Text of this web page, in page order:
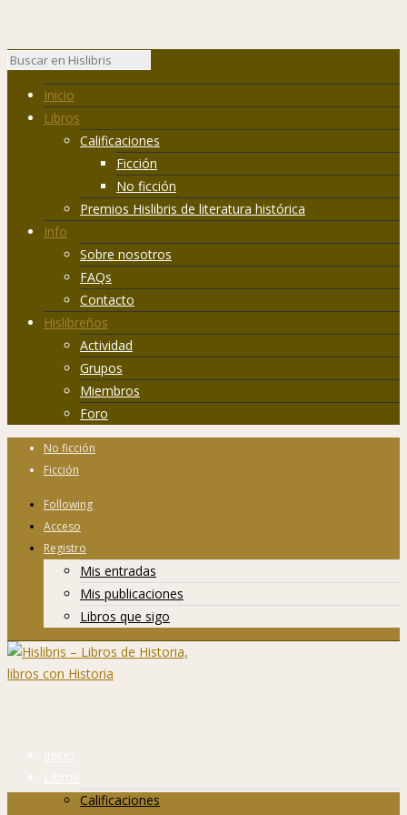
Inicio
Libros
Calificaciones
Ficción
No ficción
Premios Hislibris de literatura histórica
Info
Sobre nosotros
FAQs
Contacto
Hislibreños
Actividad
Grupos
Miembros
Foro
No ficción
Ficción
Following
Acceso
Registro
Mis entradas
Mis publicaciones
Libros que sigo
Inicio
Libros
Calificaciones